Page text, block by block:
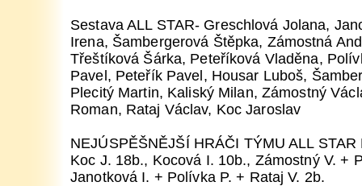
Sestava ALL STAR- Greschlová Jolana,
Irena, Šambergerová Štěpka, Zámostná
Třeštíková Šárka, Peteříková Vladěna,
Pavel, Peteřík Pavel, Housar Luboš,
Plecitý Martin, Kaliský Milan, Zámostný
Roman, Rataj Václav, Koc Jaroslav
NEJÚSPĚŠNĚJŠÍ HRÁČI TÝMU ALL STAR
Koc J. 18b., Kocová I. 10b., Zámostný V. +
Janotková I. + Polívka P. + Rataj V. 2b.